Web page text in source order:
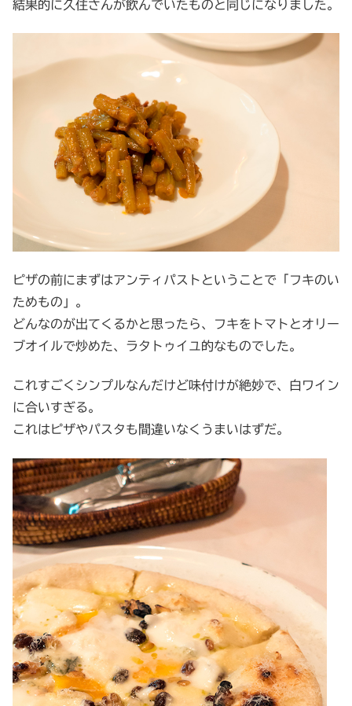
結果的に久住さんが飲んでいたものと同じになりました。
ピザの前にまずはアンティパストということで「フキのい
ためもの」。
どんなのが出てくるかと思ったら、フキをトマトとオリー
ブオイルで炒めた、ラタトゥイユ的なものでした。
これすごくシンプルなんだけど味付けが絶妙で、白ワイン
に合いすぎる。
これはピザやパスタも間違いなくうまいはずだ。